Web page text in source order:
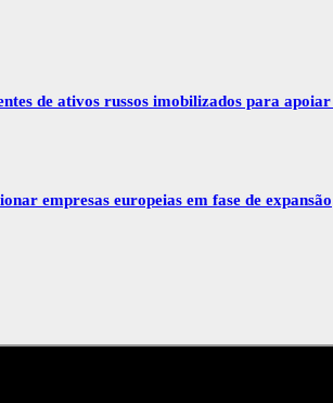
de ativos russos imobilizados para
empresas europeias em fase de expansão